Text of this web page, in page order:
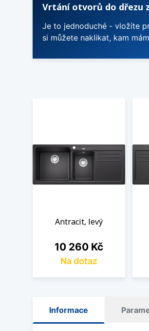
Vrtání otvorů do dřezu
Je to jednoduché - vložíte
si můžete naklikat, kam
Antracit, levý
Cena
10 260 Kč
Na dotaz
Informace